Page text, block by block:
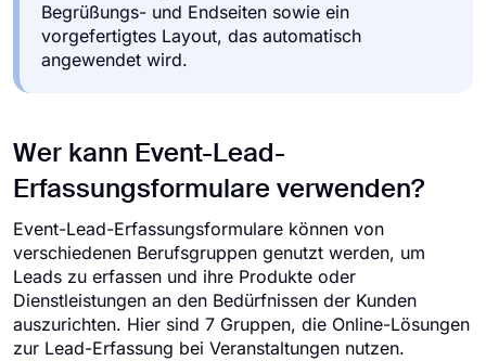
Begrüßungs- und Endseiten sowie ein
vorgefertigtes Layout, das automatisch
angewendet wird.
Wer kann Event-Lead-
Erfassungsformulare verwenden?
Event-Lead-Erfassungsformulare können von
verschiedenen Berufsgruppen genutzt werden, um
Leads zu erfassen und ihre Produkte oder
Dienstleistungen an den Bedürfnissen der Kunden
auszurichten. Hier sind 7 Gruppen, die Online-Lösungen
zur Lead-Erfassung bei Veranstaltungen nutzen.